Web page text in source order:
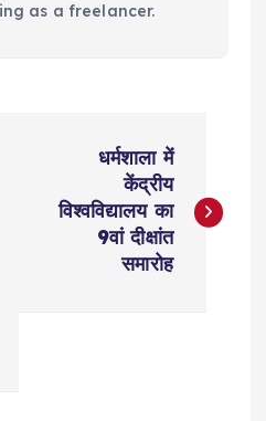
as a freelancer.
धर्मशाला में
केंद्रीय
विश्वविद्यालय का
9वां दीक्षांत
समारोह